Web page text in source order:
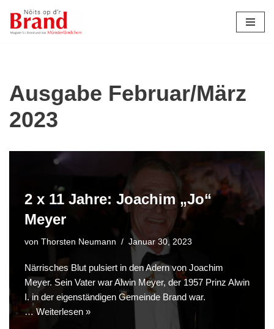
Zum
Ausgabe Februar/März
2023
2 x 11 Jahre: Joachim „Jo“
Meyer
von Thorsten Neumann Januar 30, 2023
Närrisches Blut pulsiert in den Adern von Joachim
Meyer. Sein Vater war Alwin Meyer, der 1957 Prinz Alwin
I. in der eigenständigen Gemeinde Brand war.
… Weiterlesen »